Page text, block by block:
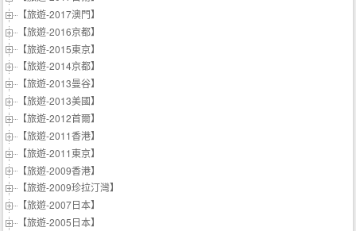
【旅遊-2017澳門】
【旅遊-2016京都】
【旅遊-2015東京】
【旅遊-2014京都】
【旅遊-2013曼谷】
【旅遊-2013美國】
【旅遊-2012首爾】
【旅遊-2011香港】
【旅遊-2011東京】
【旅遊-2009香港】
【旅遊-2009珍拉汀灣】
【旅遊-2007日本】
【旅遊-2005日本】